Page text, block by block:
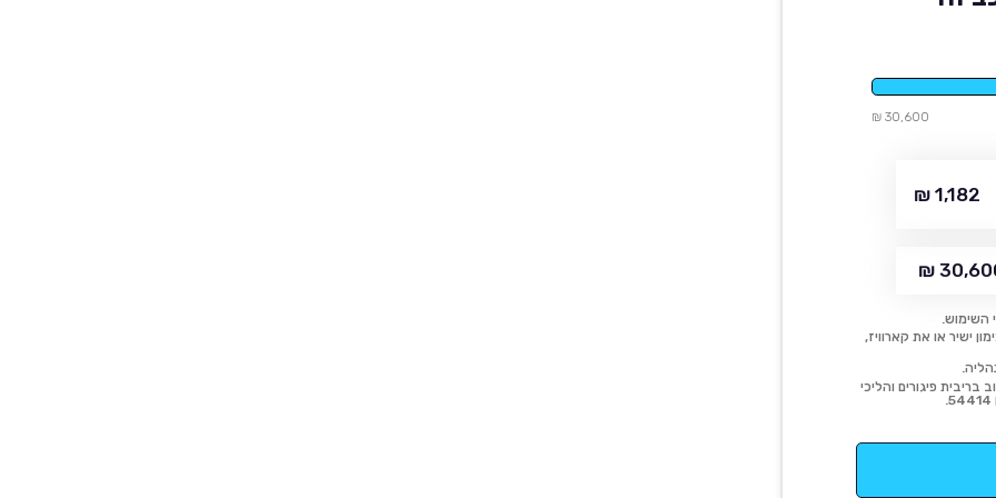
30,600 ₪
1,182 ₪
30,600
השימוש.
ישיר או את קארוויז,
פיגורים והליכי